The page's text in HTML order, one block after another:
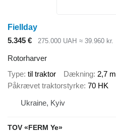
Fiellday
5.345 €
275.000 UAH ≈ 39.960 kr.
Rotorharver
Type til traktor Dækning 2,7 m
Påkrævet traktorstyrke 70 HK
Ukraine, Kyiv
TOV «FERM Ye»